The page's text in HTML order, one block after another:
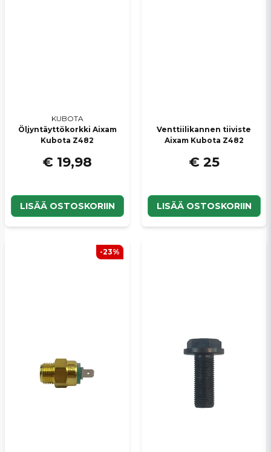
KUBOTA
Öljyntäyttökorkki Aixam
Kubota Z482
€ 19,98
LISÄÄ OSTOSKORIIN
Venttiilikannen tiiviste
Aixam Kubota Z482
€ 25
LISÄÄ OSTOSKORIIN
-23%